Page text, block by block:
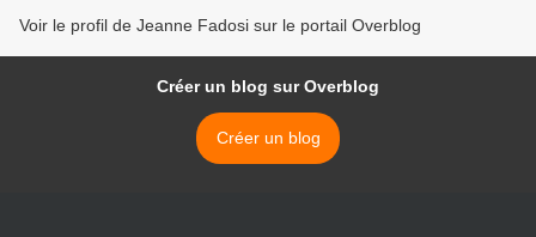
Voir le profil de Jeanne Fadosi sur le portail Overblog
Créer un blog sur Overblog
Créer un blog